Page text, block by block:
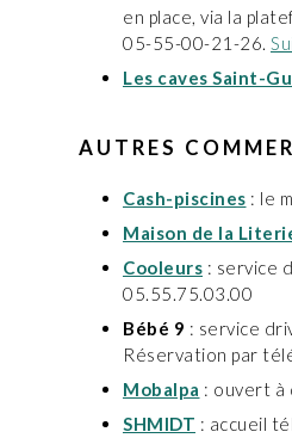
en place, via la
05-55-00-21-26.
Les caves Saint-
AUTRES
Cash-piscines : le
Maison de la
Cooleurs : service
05.55.75.03.00
Bébé 9 : service
Réservation par
Mobalpa : ouvert à
SHMIDT : accueil